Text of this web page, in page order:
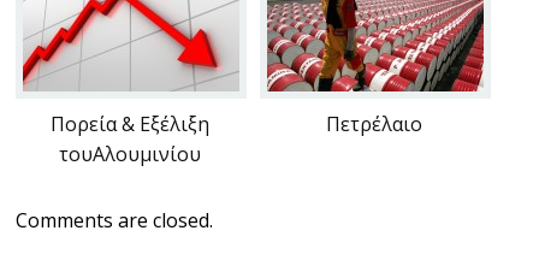
Πορεία & Εξέλιξη
τουΑλουμινίου
Πετρέλαιο
Comments are closed.